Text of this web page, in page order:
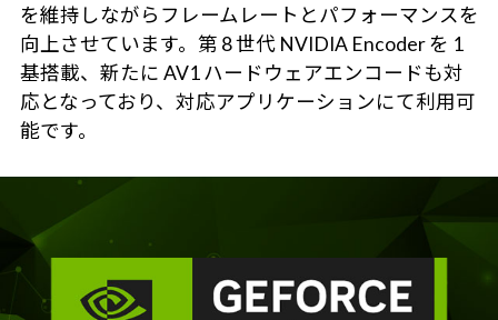
を維持しながらフレームレートとパフォーマンスを
向上させています。第 8 世代 NVIDIA Encoder を 1
基搭載、新たに AV1 ハードウェアエンコードも対
応となっており、対応アプリケーションにて利用可
能です。